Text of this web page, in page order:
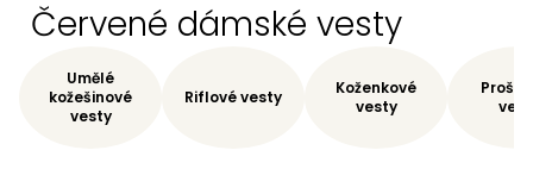
Červené dámské vesty
Umělé
kožešinové
vesty
Riflové vesty
Koženkové
vesty